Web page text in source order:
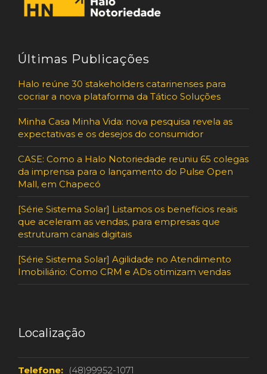
Últimas Publicações
Halo reúne 30 stakeholders catarinenses para
cocriar a nova plataforma da Tático Soluções
Minha Casa Minha Vida: nova pesquisa revela as
expectativas e os desejos do consumidor
CASE: Como a Halo Notoriedade reuniu 65 colegas
da imprensa para o lançamento do Pulse Open
Mall, em Chapecó
[Série Sistema Solar] Listamos os benefícios reais
que aceleram as vendas, para empresas que
estruturam canais digitais
[Série Sistema Solar] Agilidade no Atendimento
Imobiliário: Como CRM e ADs otimizam vendas
Localização
Telefone: (48)99952-1071